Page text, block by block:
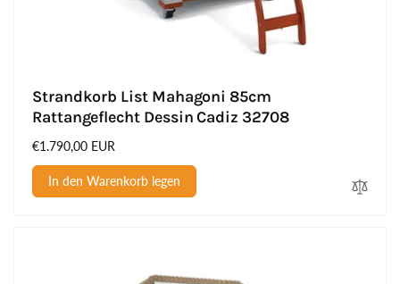
Strandkorb List Mahagoni 85cm
Rattangeflecht Dessin Cadiz 32708
Normaler
Preis
€1.790,00 EUR
In den Warenkorb legen